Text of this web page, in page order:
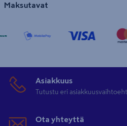
Maksutavat
Asiakkuus
Tutustu eri
Ota yhteyttä